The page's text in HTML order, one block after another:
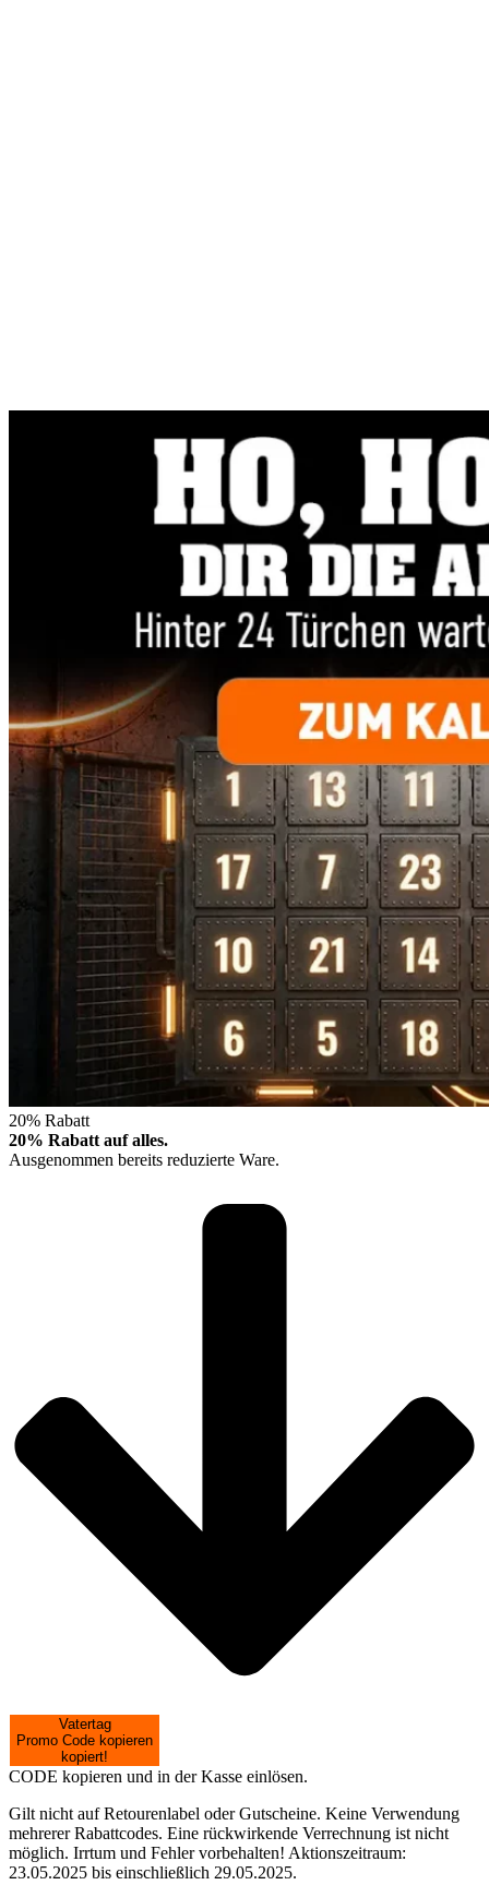
20% Rabatt
20% Rabatt auf alles.
Ausgenommen bereits reduzierte Ware.
Vatertag
Promo Code kopieren
kopiert!
CODE kopieren und in der Kasse einlösen.
Gilt nicht auf Retourenlabel oder Gutscheine. Keine Verwendung
mehrerer Rabattcodes. Eine rückwirkende Verrechnung ist nicht
möglich. Irrtum und Fehler vorbehalten! Aktionszeitraum:
23.05.2025 bis einschließlich 29.05.2025.